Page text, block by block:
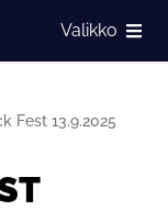
Näytä
Valikko
Fest 13.9.2025